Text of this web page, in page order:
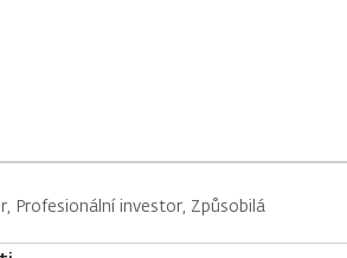
Profesionální investor, Způsobilá